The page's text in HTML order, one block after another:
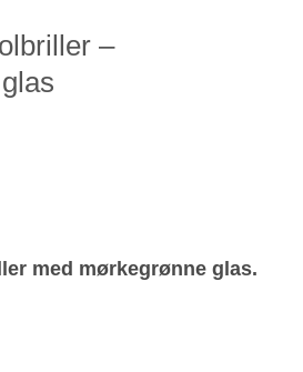
–
med mørkegrønne glas.